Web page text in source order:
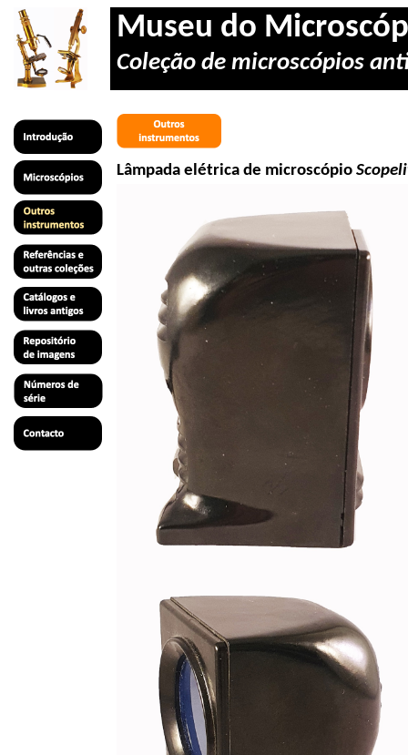
Museu do
Coleção de microscópios
Lâmpada elétrica de microscópio